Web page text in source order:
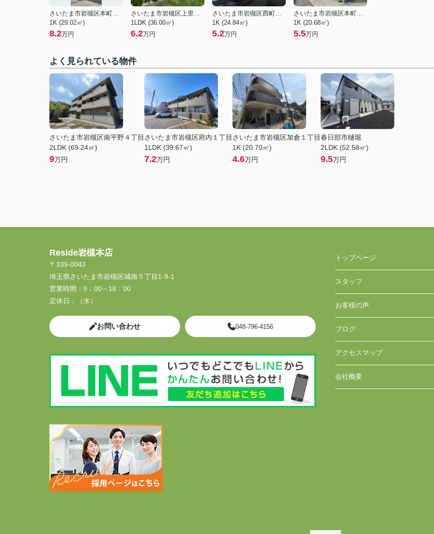
さいたま市岩槻区本町１丁目
1K (29.02㎡)
8.2万円
さいたま市岩槻区上里１丁目
1LDK (36.00㎡)
6.2万円
さいたま市岩槻区西町５丁目
1K (24.84㎡)
5.2万円
さいたま市岩槻区本町３丁目
1K (20.68㎡)
5.5万円
よく見られている物件
さいたま市岩槻区南平野４丁目
2LDK (69.24㎡)
9万円
さいたま市岩槻区府内１丁目
1LDK (39.67㎡)
7.2万円
さいたま市岩槻区加倉１丁目
1K (20.70㎡)
4.6万円
春日部市樋堀
2LDK (52.58㎡)
9.5万円
Reside岩槻本店
〒339-0043
埼玉県さいたま市岩槻区城南５丁目1-9-1
営業時間： 9：00～18：00
定休日：
（水）
お問い合わせ 048-796-4156
トップページ
スタッフ
お客様の声
ブログ
アクセスマップ
会社概要